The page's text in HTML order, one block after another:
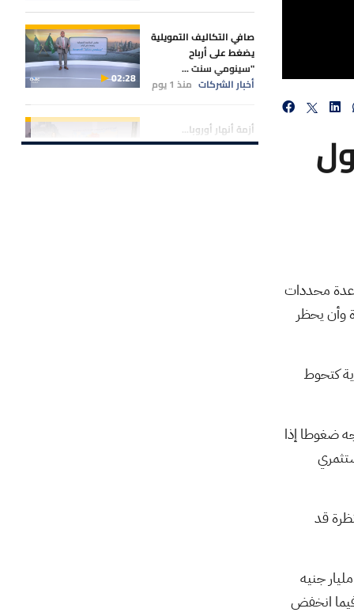
عدة محددات
وأن يحظر
البنوك المركزية كتحوط
ضغوطا إذا
قد
والجدير بالذكر أنه وبحسب بيانات البنك المركزي المصري عن فترة الربع الأول من العام المالي الحالي .. ارتفعت السيولة المحلية بمقدار 217 مليار جنيه
صافي الأصول المحلية لدى الجهاز المصرفي بمقدار 282 مليار جنيه بمعدل 5.5%، فيما انخفض
صافي التكاليف التمويلية
يضغط على أرباح
"سينومي سنت ...
أخبار الشركات منذ 1 يوم 02:28
أزمة أنهار أوروبا...
انخفاض "الراين"